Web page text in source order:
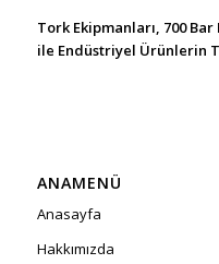
Tork Ekipmanları, 700
ile Endüstriyel Ürünlerin
ANAMENÜ
Anasayfa
Hakkımızda